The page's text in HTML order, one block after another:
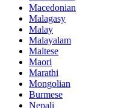
Macedonian
Malagasy
Malay
Malayalam
Maltese
Maori
Marathi
Mongolian
Burmese
Nepali